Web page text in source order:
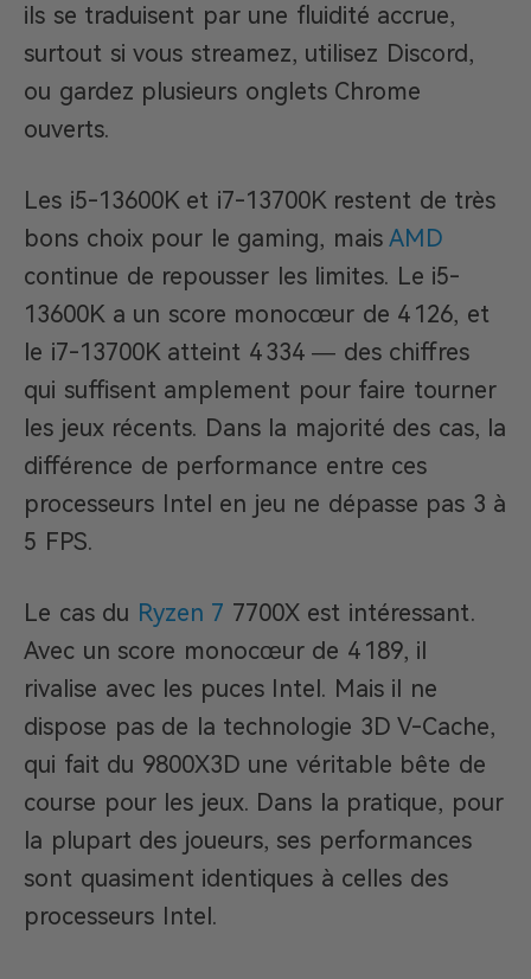
ils se traduisent par une fluidité accrue,
surtout si vous streamez, utilisez Discord,
ou gardez plusieurs onglets Chrome
ouverts.
Les i5-13600K et i7-13700K restent de très
bons choix pour le gaming, mais AMD
continue de repousser les limites. Le i5-
13600K a un score monocœur de 4 126, et
le i7-13700K atteint 4 334 — des chiffres
qui suffisent amplement pour faire tourner
les jeux récents. Dans la majorité des cas, la
différence de performance entre ces
processeurs Intel en jeu ne dépasse pas 3 à
5 FPS.
Le cas du Ryzen 7 7700X est intéressant.
Avec un score monocœur de 4 189, il
rivalise avec les puces Intel. Mais il ne
dispose pas de la technologie 3D V-Cache,
qui fait du 9800X3D une véritable bête de
course pour les jeux. Dans la pratique, pour
la plupart des joueurs, ses performances
sont quasiment identiques à celles des
processeurs Intel.